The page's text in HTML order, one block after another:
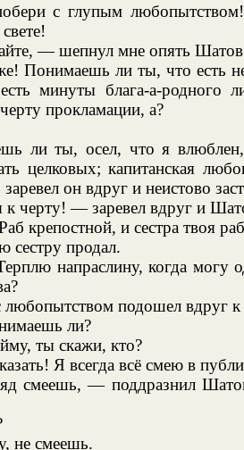
с глупым
— шепнул мне опять
Понимаешь ли ты, что есть
есть минуты блага-а-
прокламации, а?
ли ты, осел, что я
целковых; капитанская
он вдруг и неистово
черту! — заревел вдруг и
крепостной, и сестра твоя
продал.
напраслину, когда могу
подошел вдруг к
ли?
ты скажи, кто?
Я всегда всё смею в
смеешь, — поддразнил
не смеешь.